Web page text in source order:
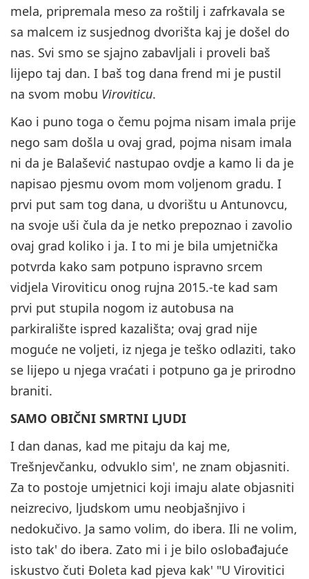
mela, pripremala meso za roštilj i zafrkavala se
sa malcem iz susjednog dvorišta kaj je došel do
nas. Svi smo se sjajno zabavljali i proveli baš
lijepo taj dan. I baš tog dana frend mi je pustil
na svom mobu Viroviticu.
Kao i puno toga o čemu pojma nisam imala prije
nego sam došla u ovaj grad, pojma nisam imala
ni da je Balašević nastupao ovdje a kamo li da je
napisao pjesmu ovom mom voljenom gradu. I
prvi put sam tog dana, u dvorištu u Antunovcu,
na svoje uši čula da je netko prepoznao i zavolio
ovaj grad koliko i ja. I to mi je bila umjetnička
potvrda kako sam potpuno ispravno srcem
vidjela Viroviticu onog rujna 2015.-te kad sam
prvi put stupila nogom iz autobusa na
parkiralište ispred kazališta; ovaj grad nije
moguće ne voljeti, iz njega je teško odlaziti, tako
se lijepo u njega vraćati i potpuno ga je prirodno
braniti.
SAMO OBIČNI SMRTNI LJUDI
I dan danas, kad me pitaju da kaj me,
Trešnjevčanku, odvuklo sim', ne znam objasniti.
Za to postoje umjetnici koji imaju alate objasniti
neizrecivo, ljudskom umu neobjašnjivo i
nedokučivo. Ja samo volim, do ibera. Ili ne volim,
isto tak' do ibera. Zato mi i je bilo oslobađajuće
iskustvo čuti Đoleta kad pjeva kak' "U Virovitici